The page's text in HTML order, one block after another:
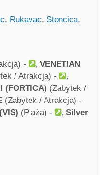
, Rukavac, Stoncica,
-
VENETIAN
/ Atrakcja) -
(FORTICA) (Zabytek /
(Zabytek / Atrakcja) -
(Plaża) -
Silver